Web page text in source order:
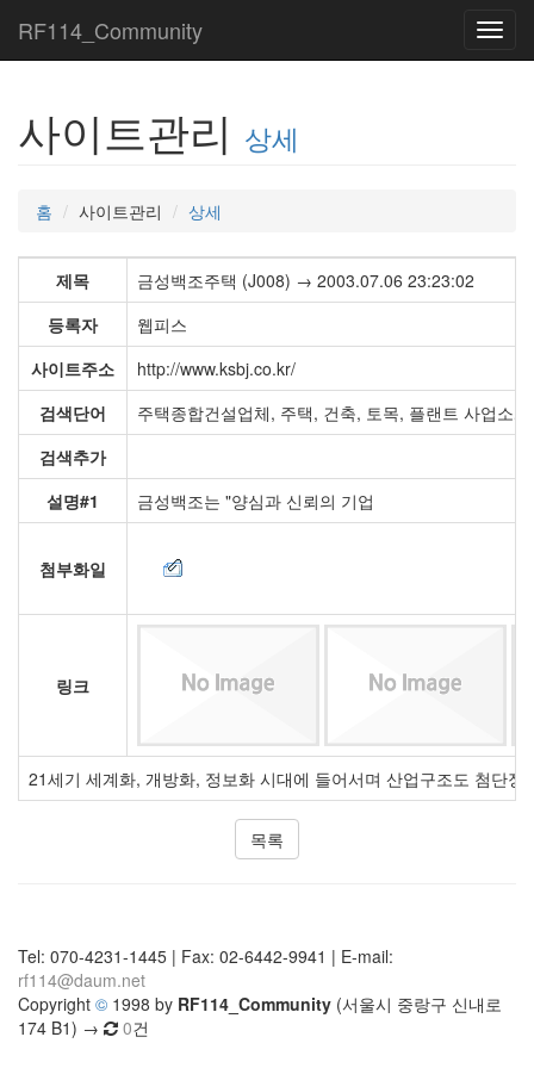
RF114_Community
사이트관리 상세
홈 사이트관리 상세
제목
금성백조주택 (J008) → 2003.07.06 23:23:02
등록자
웹피스
사이트주소
http://www.ksbj.co.kr/
검색단어
주택종합건설업체, 주택, 건축, 토목, 플랜트 사업소
검색추가
설명#1
금성백조는 "양심과 신뢰의 기업
첨부화일
링크
21세기 세계화, 개방화, 정보화 시대에 들어서며 산업구조도 첨단
목록
Tel: 070-4231-1445 | Fax: 02-6442-9941 | E-mail:
rf114@daum.net
Copyright © 1998 by RF114_Community (서울시 중랑구 신내로
174 B1) →
0건